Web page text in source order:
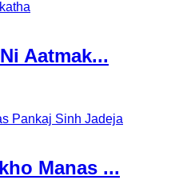
Aatmak...
Manas ...